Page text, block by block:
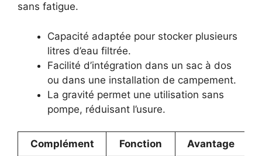
sans fatigue.
Capacité adaptée pour stocker plusieurs
litres d’eau filtrée.
Facilité d’intégration dans un sac à dos
ou dans une installation de campement.
La gravité permet une utilisation sans
pompe, réduisant l’usure.
Complément Fonction Avantage